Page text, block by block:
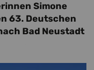
Simone
63. Deutschen
Bad Neustadt